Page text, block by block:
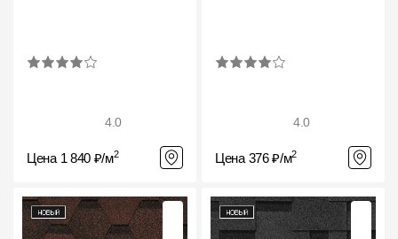
4.0
Цена 1 840 ₽/м2
4.0
Цена 376 ₽/м2